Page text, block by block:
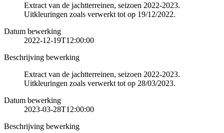
Extract van de jachtterreinen, seizoen 2022-2023.
Uitkleuringen zoals verwerkt tot op 19/12/2022.
Datum bewerking
2022-12-19T12:00:00
Beschrijving bewerking
Extract van de jachtterreinen, seizoen 2022-2023.
Uitkleuringen zoals verwerkt tot op 28/03/2023.
Datum bewerking
2023-03-28T12:00:00
Beschrijving bewerking